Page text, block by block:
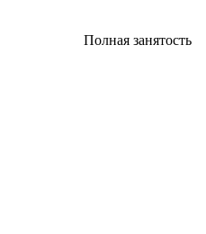
Полная занятость